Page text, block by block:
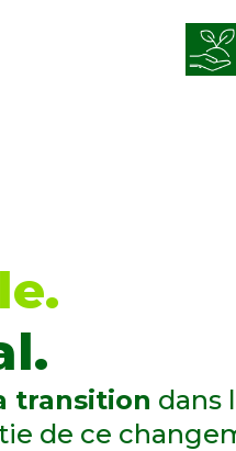
transition dans
de ce